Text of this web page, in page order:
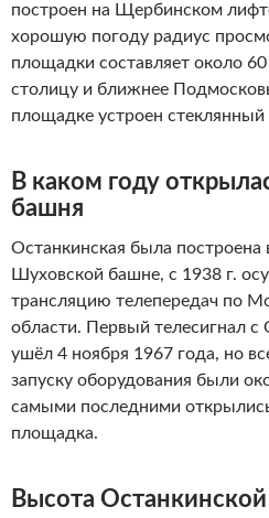
построен на Щербинском
хорошую погоду радиус
площадки составляет около
столицу и ближнее
площадке устроен стеклянный
В каком году
башня
Останкинская была построена
Шуховской башне, с 1938 г.
трансляцию телепередач по
области. Первый телесигнал с
ушёл 4 ноября 1967 года, но
запуску оборудования были
самыми последними
площадка.
Высота